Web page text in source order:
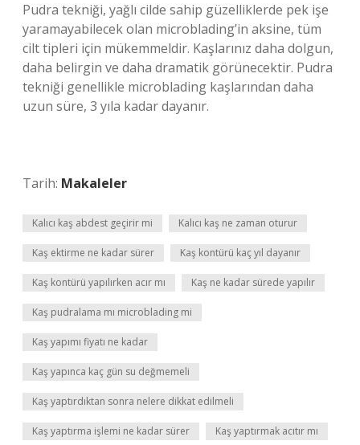
Pudra tekniği, yağlı cilde sahip güzelliklerde pek işe
yaramayabilecek olan microblading’in aksine, tüm
cilt tipleri için mükemmeldir. Kaşlarınız daha dolgun,
daha belirgin ve daha dramatik görünecektir. Pudra
tekniği genellikle microblading kaşlarından daha
uzun süre, 3 yıla kadar dayanır.
Tarih: Makaleler
Kalıcı kaş abdest geçirir mi Kalıcı kaş ne zaman oturur
Kaş ektirme ne kadar sürer Kaş kontürü kaç yıl dayanır
Kaş kontürü yapılırken acır mı Kaş ne kadar sürede yapılır
Kaş pudralama mı microblading mi
Kaş yapımı fiyatı ne kadar
Kaş yapınca kaç gün su değmemeli
Kaş yaptırdıktan sonra nelere dikkat edilmeli
Kaş yaptırma işlemi ne kadar sürer Kaş yaptırmak acıtır mı